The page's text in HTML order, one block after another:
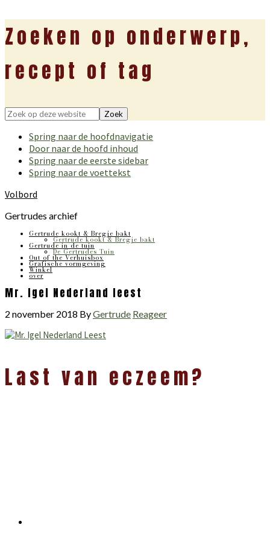
Zoeken op onderwerp,
recept of tag
Zoek
deze
website
Spring naar de hoofdnavigatie
Door naar de hoofd inhoud
Spring naar de eerste sidebar
Spring naar de voettekst
Volbord
Gertrudes archief
Gertrude kookt & Bregje bakt
Gertrude kookt & Bregje bakt
Gertrude in de tuin
De Gertrudes Tuin
Out of the Verhuisbox
Grafische vormgeving
Winkel
over
Mr. Igel Nederland leest
2 november 2018 ByGertrude Reageer
Last van eczeem?